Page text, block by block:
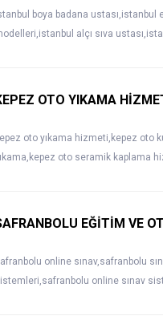
boya badana ustası,istanbul
alçı sıva
OTO YIKAMA
oto yıkama hizmeti,kepez oto
oto seramik kaplama
EĞİTİM VE
online sınav,safranbolu
online sınav